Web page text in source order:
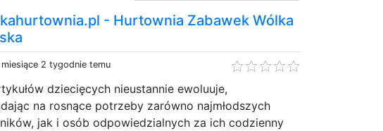
- Hurtownia Zabawek Wólka
2 tygodnie temu
dziecięcych nieustannie ewoluuje,
na rosnące potrzeby zarówno najmłodszych
jak i osób odpowiedzialnych za ich codzienny